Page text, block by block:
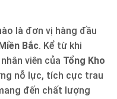
là đơn vị hàng đầu
Miền Bắc. Kể từ khi
viên của Tổng Kho
nỗ lực, tích cực trau
đến chất lượng